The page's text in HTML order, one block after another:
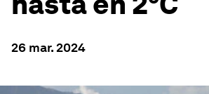
26 mar. 2024